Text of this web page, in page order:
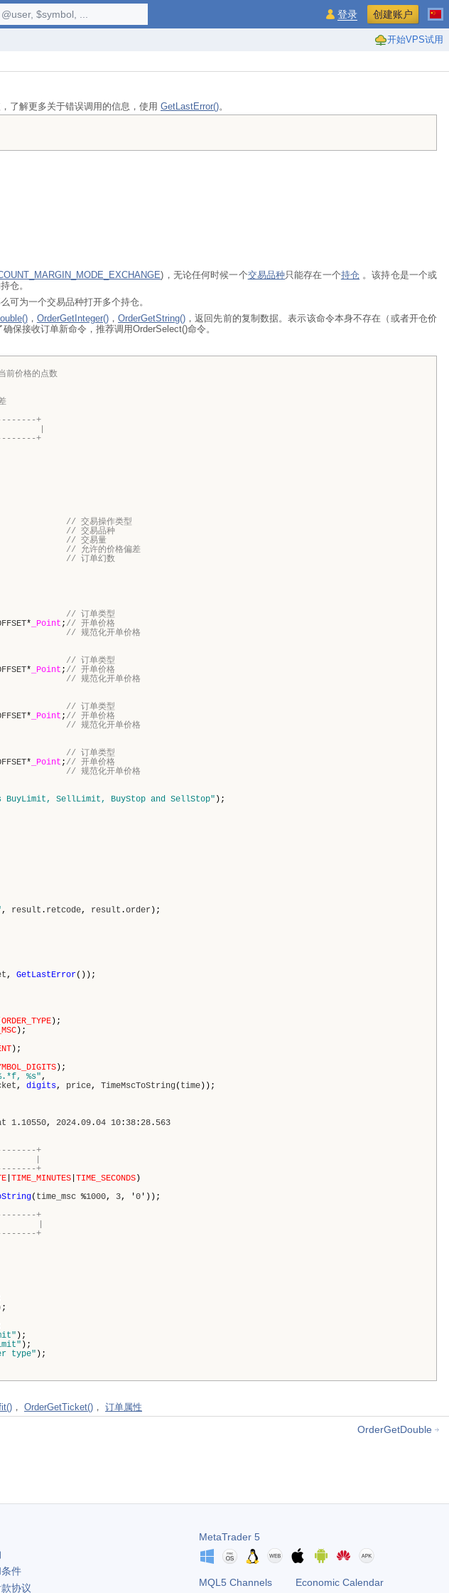
开始VPS试用
$symbol, ... 登录 创建账户
了解更多关于错误调用的信息，使用 GetLastError()。
)，无论任何时候一个交易品种只能存在一个持仓 。该持仓是一个或
仓。
可为一个交易品种打开多个持仓。
， OrderGetInteger()，OrderGetString() ，返回先前的复制数据。表示该命令本身不存在（或者开仓价
保接收订单新命令，推荐调用OrderSelect()命令。
前价格的点数
+
|
+
// 交易操作类型
// 交易品种
// 交易量
// 允许的价格偏差
// 订单幻数
// 订单类型
* _Point ; // 开单价格
// 规范化开单价格
// 订单类型
* _Point ; // 开单价格
// 规范化开单价格
// 订单类型
* _Point ; // 开单价格
// 规范化开单价格
// 订单类型
* _Point ; // 开单价格
// 规范化开单价格
SellLimit, BuyStop and SellStop" );
, result . retcode, result .order );
, GetLastError());
ORDER_TYPE );
);
);
);
%s",
, digits, price, TimeMscToString( time ));
1. 10550, 2024.09.04 10: 38:28. 563
+
|
+
TIME_MINUTES TIME_SECONDS )
( time_msc %1000, 3, '0 '));
+
|
+
);
);
type" );
， OrderGetTicket() ， 订单属性
OrderGetDouble
件
协议
MetaTrader 5
MQL5 Channels Economic Calendar